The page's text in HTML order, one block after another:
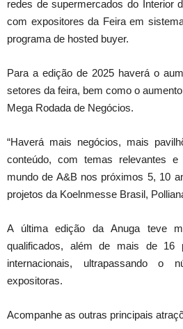
redes de supermercados do Interior
com expositores da Feira em
programa de hosted buyer.
Para a edição de 2025 haverá o
setores da feira, bem como o
Mega Rodada de Negócios.
“Haverá mais negócios, mais
conteúdo, com temas relevantes
mundo de A&B nos próximos 5, 10
projetos da Koelnmesse Brasil,
A última edição da Anuga teve
qualificados, além de mais de 16
internacionais, ultrapassando o
expositoras.
Acompanhe as outras principais